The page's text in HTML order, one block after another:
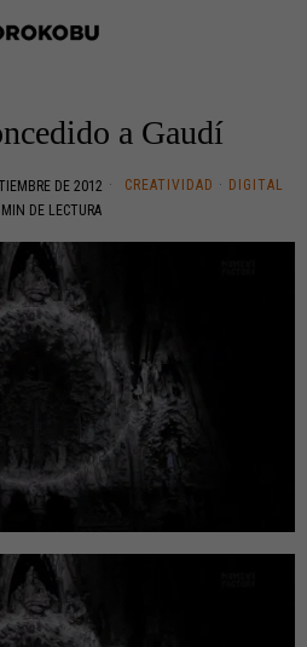
a Gaudí
DE 2012 CREATIVIDAD · DIGITAL
DE LECTURA